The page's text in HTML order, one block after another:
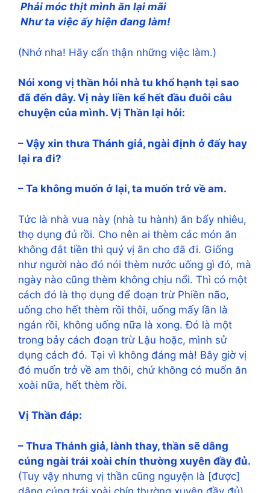
Phải móc thịt mình ăn lại mãi
Như ta việc ấy hiện đang làm!
(Nhớ nha! Hãy cẩn thận những việc làm.)
Nói xong vị thần hỏi nhà tu khổ hạnh tại sao
đã đến đây. Vị này liền kể hết đầu đuôi câu
chuyện của mình. Vị Thần lại hỏi:
– Vậy xin thưa Thánh giả, ngài định ở đấy hay
lại ra đi?
– Ta không muốn ở lại, ta muốn trở về am.
Tức là nhà vua này (nhà tu hành) ăn bấy nhiêu,
thọ dụng đủ rồi. Cho nên ai thèm các món ăn
không đắt tiền thì quý vị ăn cho đã đi. Giống
như người nào đó nói thèm nước uống gì đó, mà
ngày nào cũng thèm không chịu nổi. Thì có một
cách đó là thọ dụng để đoạn trừ Phiền não,
uống cho hết thèm rồi thôi, uống mấy lần là
ngán rồi, không uống nữa là xong. Đó là một
trong bảy cách đoạn trừ Lậu hoặc, mình sử
dụng cách đó. Tại vì không đáng mà! Bây giờ vị
đó muốn trở về am thôi, chứ không có muốn ăn
xoài nữa, hết thèm rồi.
Vị Thần đáp:
– Thưa Thánh giả, lành thay, thần sẽ dâng
cúng ngài trái xoài chín thường xuyên đầy đủ.
(Tuy vậy nhưng vị thần cũng nguyện là [được]